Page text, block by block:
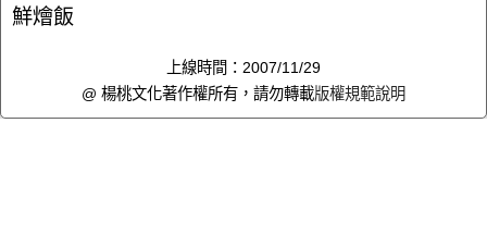
鮮燴飯
上線時間：2007/11/29
@ 楊桃文化著作權所有，請勿轉載版權規範說明